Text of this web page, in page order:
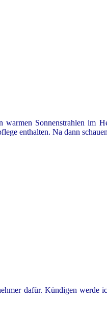
Sonnenstrahlen im
enthalten. Na dann
dafür. Kündigen werde